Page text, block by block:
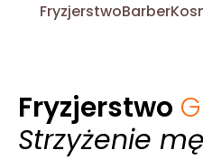
FryzjerstwoBarber
Fryzjerstwo
Strzyżenie